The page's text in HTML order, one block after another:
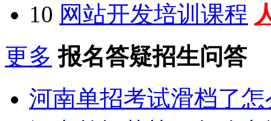
10 网站开发培训课程
更多 报名答疑招生问答
河南单招考试滑档了